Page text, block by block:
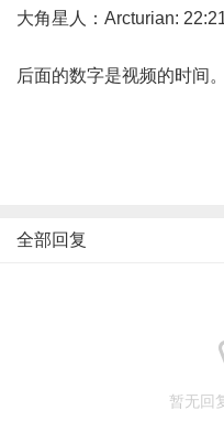
大角星人：Arcturian:
后面的数字是视频的时间。
全部回复
暂无回